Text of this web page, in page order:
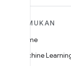
TEMUKAN
Game
Machine